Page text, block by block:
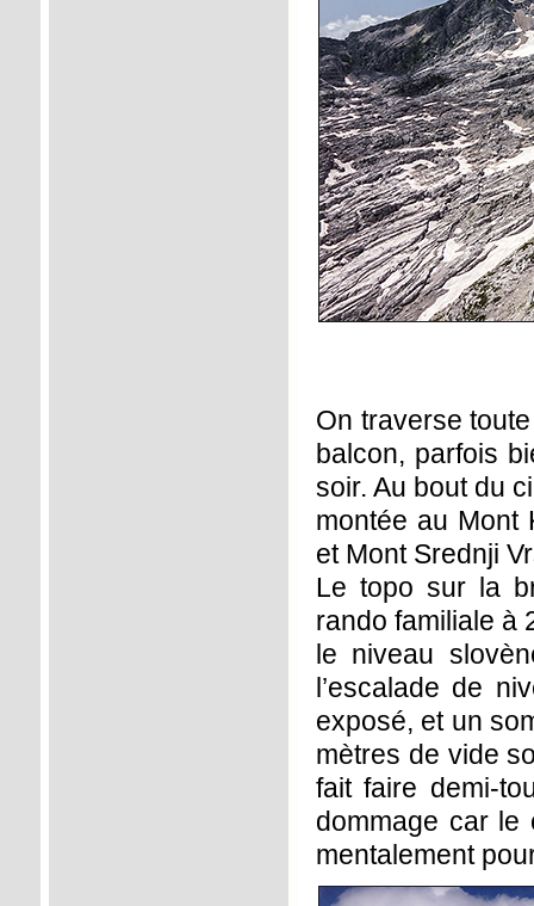
On traverse
balcon, parfois
soir. Au bout du
montée au Mont
et Mont Srednji
Le topo sur la
rando familiale à
le niveau
l’escalade de
exposé, et un
mètres de vide
fait faire demi-
dommage car le
mentalement